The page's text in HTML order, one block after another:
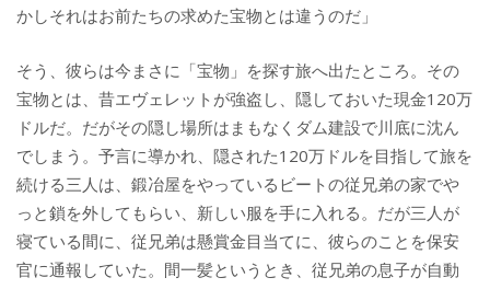
かしそれはお前たちの求めた宝物とは違うのだ」
そう、彼らは今まさに「宝物」を探す旅へ出たところ。その
宝物とは、昔エヴェレットが強盗し、隠しておいた現金120万
ドルだ。だがその隠し場所はまもなくダム建設で川底に沈ん
でしまう。予言に導かれ、隠された120万ドルを目指して旅を
続ける三人は、鍛冶屋をやっているビートの従兄弟の家でや
っと鎖を外してもらい、新しい服を手に入れる。だが三人が
寝ている間に、従兄弟は懸賞金目当てに、彼らのことを保安
官に通報していた。間一髪というとき、従兄弟の息子が自動